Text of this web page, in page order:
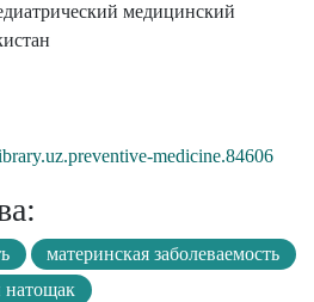
медицинский
medicine.84606
материнская заболеваемость
натощак